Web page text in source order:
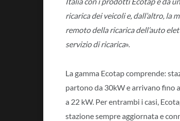
ricarica dei veicoli e, dall’altro, la
remoto della ricarica dell’auto
servizio di ricarica».
La gamma Ecotap comprende:
partono da 30kW e arrivano fino
a 22 kW. Per entrambi i casi,
stazione sempre aggiornata e